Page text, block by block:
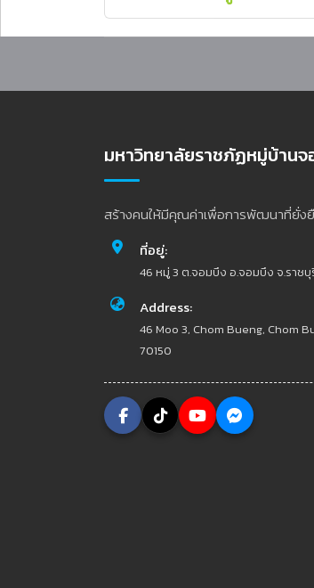
มหาวิทยาลัยราชภัฏหมู่บ้าน
สร้างคนให้มีคุณค่าเพื่อการพัฒนาที่ยั่ง
ที่อยู่:
46 หมู่ 3 ต.จอมบึง อ.จอมบึง จ.ราชบุ
Address:
46 Moo 3, Chom Bueng, Chom
70150